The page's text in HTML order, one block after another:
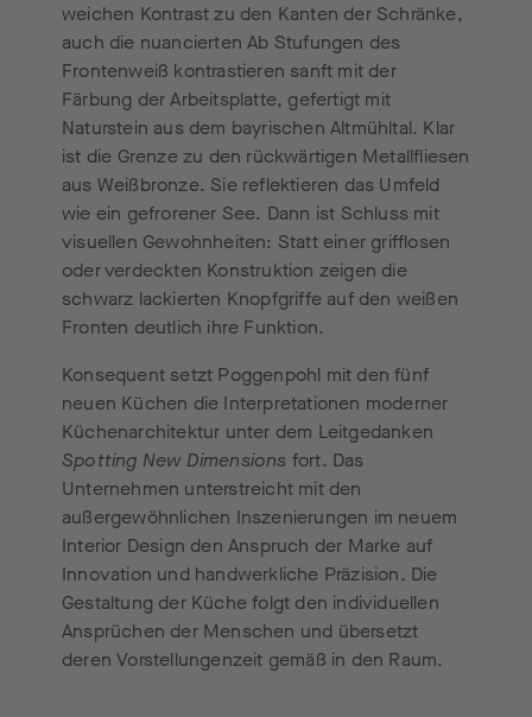
weichen Kontrast zu den Kanten der Schränke,
auch die nuancierten Ab Stufungen des
Frontenweiß kontrastieren sanft mit der
Färbung der Arbeitsplatte, gefertigt mit
Naturstein aus dem bayrischen Altmühltal. Klar
ist die Grenze zu den rückwärtigen Metallfliesen
aus Weißbronze. Sie reflektieren das Umfeld
wie ein gefrorener See. Dann ist Schluss mit
visuellen Gewohnheiten: Statt einer grifflosen
oder verdeckten Konstruktion zeigen die
schwarz lackierten Knopfgriffe auf den weißen
Fronten deutlich ihre Funktion.
Konsequent setzt Poggenpohl mit den fünf
neuen Küchen die Interpretationen moderner
Küchenarchitektur unter dem Leitgedanken
Spotting New Dimensions fort. Das
Unternehmen unterstreicht mit den
außergewöhnlichen Inszenierungen im neuem
Interior Design den Anspruch der Marke auf
Innovation und handwerkliche Präzision. Die
Gestaltung der Küche folgt den individuellen
Ansprüchen der Menschen und übersetzt
deren Vorstellungenzeit gemäß in den Raum.